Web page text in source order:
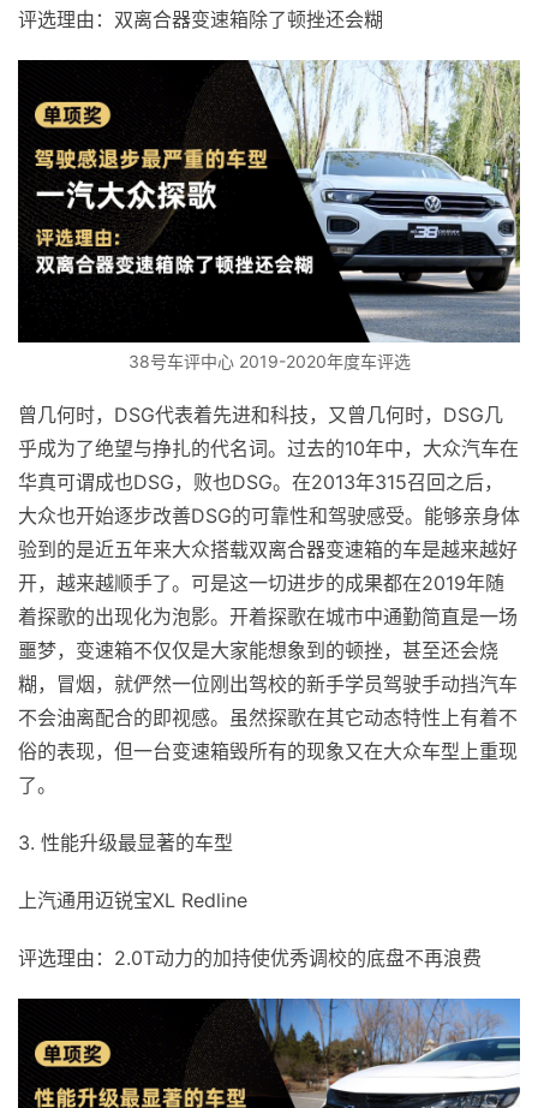
评选理由：双离合器变速箱除了顿挫还会糊
38号车评中心 2019-2020年度车评选
曾几何时，DSG代表着先进和科技，又曾几何时，DSG几
乎成为了绝望与挣扎的代名词。过去的10年中，大众汽车在
华真可谓成也DSG，败也DSG。在2013年315召回之后，
大众也开始逐步改善DSG的可靠性和驾驶感受。能够亲身体
验到的是近五年来大众搭载双离合器变速箱的车是越来越好
开，越来越顺手了。可是这一切进步的成果都在2019年随
着探歌的出现化为泡影。开着探歌在城市中通勤简直是一场
噩梦，变速箱不仅仅是大家能想象到的顿挫，甚至还会烧
糊，冒烟，就俨然一位刚出驾校的新手学员驾驶手动挡汽车
不会油离配合的即视感。虽然探歌在其它动态特性上有着不
俗的表现，但一台变速箱毁所有的现象又在大众车型上重现
了。
3. 性能升级最显著的车型
上汽通用迈锐宝XL Redline
评选理由：2.0T动力的加持使优秀调校的底盘不再浪费